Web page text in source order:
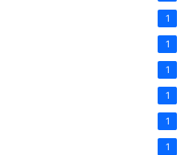
1
1
1
1
1
1